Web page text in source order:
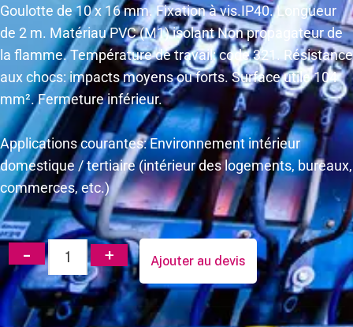
Goulotte de 10 x 16 mm. Fixation à vis.IP40. Longueur
de 2 m. Matériau PVC (M1) isolant Non propagateur de
la flamme. Température de travail: code 321. Résistance
aux chocs: impacts moyens ou forts. Surface utile 104
mm². Fermeture inférieur.
Applications courantes: Environnement intérieur
domestique / tertiaire (intérieur des logements, bureaux,
commerces, etc.)
Ajouter au devis